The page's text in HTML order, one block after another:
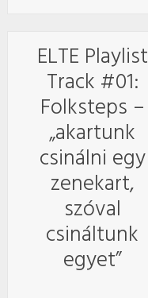
ELTE Playlist
Track #01:
Folksteps –
„akartunk
csinálni egy
zenekart,
szóval
csináltunk
egyet”